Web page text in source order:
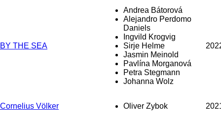
BY THE SEA
Andrea Bátorová
Alejandro Perdomo
Daniels
Ingvild Krogvig
Sirje Helme
Jasmin Meinold
Pavlína Morganová
Petra Stegmann
Johanna Wolz
Cornelius Völker Oliver Zybok